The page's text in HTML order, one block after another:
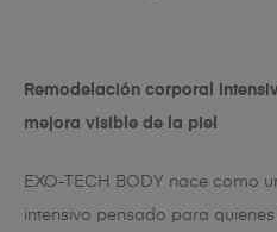
Remodelación corporal
mejora visible de la piel
EXO-TECH BODY nace como
intensivo pensado para